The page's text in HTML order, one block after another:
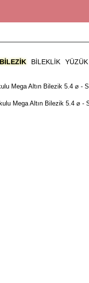
BILEKLIK YÜZÜK
Mega Altın Bilezik 5.4 ⌀ -